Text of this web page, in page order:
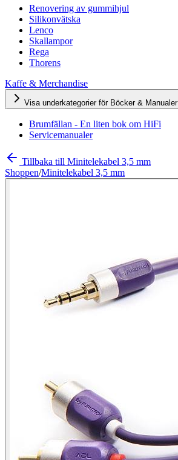
Renovering av gummihjul
Silikonvätska
Lenco
Skallampor
Rega
Thorens
Kaffe & Merchandise
Visa underkategorier för Böcker & Manualer
Brumfällan - En liten bok om HiFi
Servicemanualer
Tillbaka till Minitelekabel 3,5 mm
Shoppen/Minitelekabel 3,5 mm